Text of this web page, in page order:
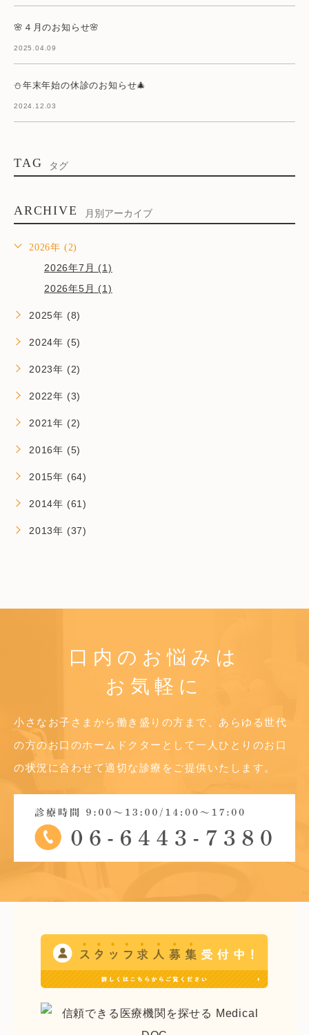
🌸４月のお知らせ🌸
2025.04.09
⛄年末年始の休診のお知らせ🎄
2024.12.03
TAG タグ
ARCHIVE 月別アーカイブ
2026年 (2)
2026年7月 (1)
2026年5月 (1)
2025年 (8)
2024年 (5)
2023年 (2)
2022年 (3)
2021年 (2)
2016年 (5)
2015年 (64)
2014年 (61)
2013年 (37)
口内のお悩みは
お気軽に
小さなお子さまから働き盛りの方まで、あらゆる世代
の方のお口のホームドクターとして一人ひとりのお口
の状況に合わせて適切な診療をご提供いたします。